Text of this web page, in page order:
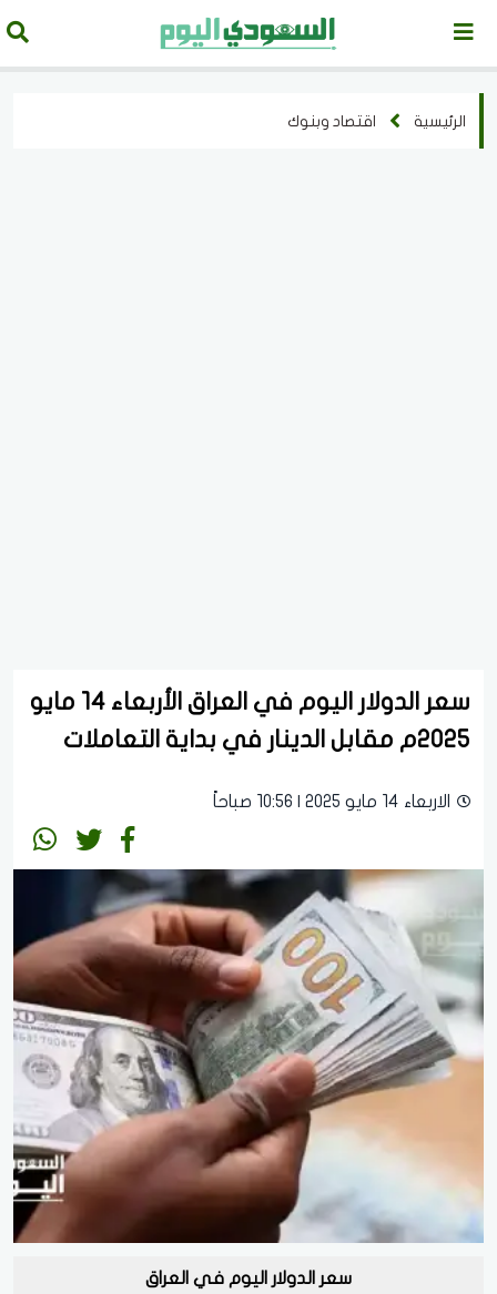
الرئيسية اقتصاد وبنوك
سعر الدولار اليوم في العراق الأربعاء 14 مايو
2025م مقابل الدينار في بداية التعاملات
الاربعاء 14 مايو 2025 | 10:56 صباحاً
سعر الدولار اليوم في العراق